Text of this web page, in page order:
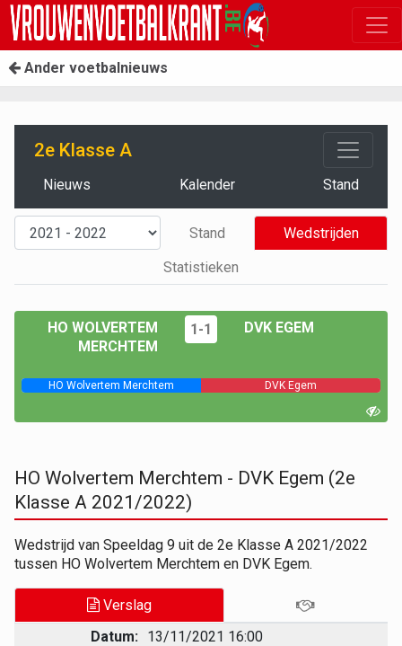
Ander voetbalnieuws
2e Klasse A
Nieuws Kalender Stand
Stand
Wedstrijden
Statistieken
HO WOLVERTEM
MERCHTEM
1-1 DVK EGEM
HO Wolvertem Merchtem DVK Egem
HO Wolvertem Merchtem - DVK Egem (2e
Klasse A 2021/2022)
Wedstrijd van Speeldag 9 uit de 2e Klasse A 2021/2022
tussen HO Wolvertem Merchtem en DVK Egem.
Verslag
Datum: 13/11/2021 16:00